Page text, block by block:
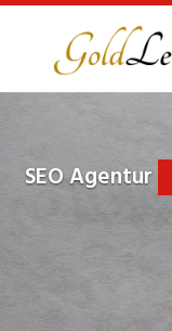
SEO Agentur